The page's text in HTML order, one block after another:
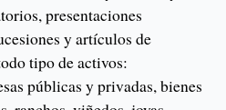
presentaciones
y artículos de
tipo de activos:
públicas y privadas, bienes